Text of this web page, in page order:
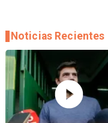
Noticias Recientes